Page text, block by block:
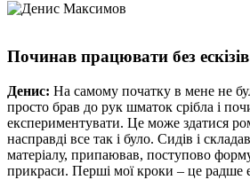
Починав працювати без
Денис: На самому початку в мене не
просто брав до рук шматок срібла і
експериментувати. Це може здатися
насправді все так і було. Сидів і
матеріалу, припаював, поступово
прикраси. Перші мої кроки – це радше